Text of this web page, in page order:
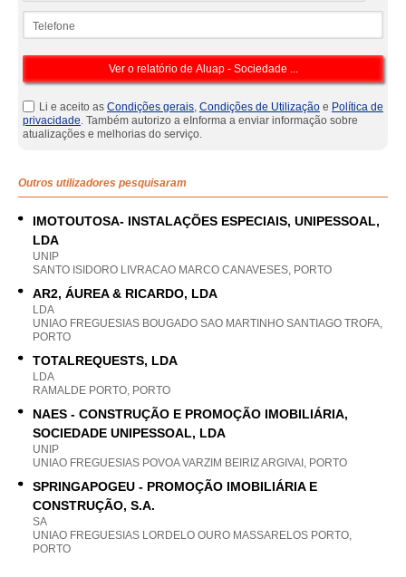
Li e aceito as Condições gerais, Condições de Utilização e Política de
privacidade. Também autorizo a eInforma a enviar informação sobre
atualizações e melhorias do serviço.
Outros utilizadores pesquisaram
IMOTOUTOSA- INSTALAÇÕES ESPECIAIS, UNIPESSOAL,
LDA
UNIP
SANTO ISIDORO LIVRACAO MARCO CANAVESES, PORTO
AR2, ÁUREA & RICARDO, LDA
LDA
UNIAO FREGUESIAS BOUGADO SAO MARTINHO SANTIAGO TROFA,
PORTO
TOTALREQUESTS, LDA
LDA
RAMALDE PORTO, PORTO
NAES - CONSTRUÇÃO E PROMOÇÃO IMOBILIÁRIA,
SOCIEDADE UNIPESSOAL, LDA
UNIP
UNIAO FREGUESIAS POVOA VARZIM BEIRIZ ARGIVAI, PORTO
SPRINGAPOGEU - PROMOÇÃO IMOBILIÁRIA E
CONSTRUÇÃO, S.A.
SA
UNIAO FREGUESIAS LORDELO OURO MASSARELOS PORTO,
PORTO